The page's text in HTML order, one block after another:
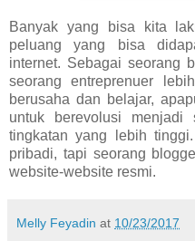
Banyak yang bisa kita
peluang yang bisa
internet. Sebagai seorang
seorang entreprenuer
berusaha dan belajar,
untuk berevolusi menjadi
tingkatan yang lebih
pribadi, tapi seorang
website-website resmi.
Melly Feyadin at 10/23/2017